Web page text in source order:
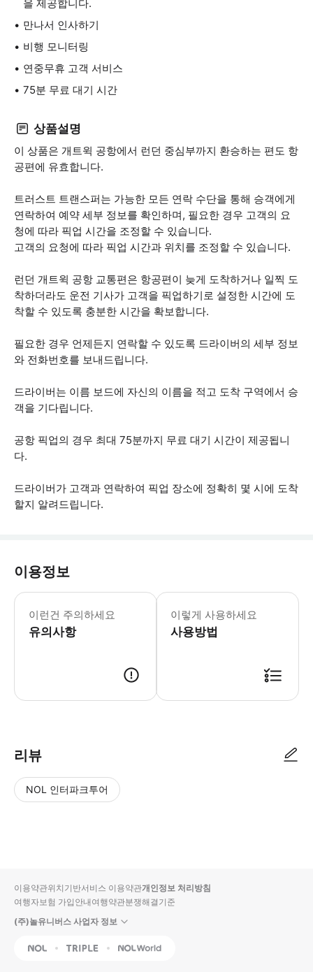
을 제공합니다.
만나서 인사하기
비행 모니터링
연중무휴 고객 서비스
75분 무료 대기 시간
상품설명
이 상품은 개트윅 공항에서 런던 중심부까지 환승하는 편도 항
공편에 유효합니다.
트러스트 트랜스퍼는 가능한 모든 연락 수단을 통해 승객에게
연락하여 예약 세부 정보를 확인하며, 필요한 경우 고객의 요
청에 따라 픽업 시간을 조정할 수 있습니다.
고객의 요청에 따라 픽업 시간과 위치를 조정할 수 있습니다.
런던 개트윅 공항 교통편은 항공편이 늦게 도착하거나 일찍 도
착하더라도 운전 기사가 고객을 픽업하기로 설정한 시간에 도
착할 수 있도록 충분한 시간을 확보합니다.
필요한 경우 언제든지 연락할 수 있도록 드라이버의 세부 정보
와 전화번호를 보내드립니다.
드라이버는 이름 보드에 자신의 이름을 적고 도착 구역에서 승
객을 기다립니다.
공항 픽업의 경우 최대 75분까지 무료 대기 시간이 제공됩니
다.
드라이버가 고객과 연락하여 픽업 장소에 정확히 몇 시에 도착
할지 알려드립니다.
이용정보
이런건 주의하세요
유의사항
개트윅 공항 픽업의 경우 항공편 번호
이렇게 사용하세요
사용방법
리뷰
NOL 인터파크투어
입니
다.
순
상
이용약관위치기반서비스 이용약관개인정보 처리방침
여행자보험 가입안내여행약관분쟁해결기준
(주)놀유니버스 사업자 정보
NOL Triple Interpark Global